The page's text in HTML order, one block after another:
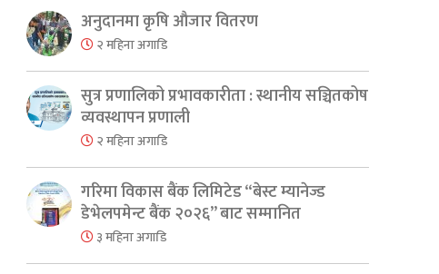
अनुदानमा कृषि औजार वितरण
२ महिना अगाडि
सुत्र प्रणालिको प्रभावकारीता : स्थानीय सञ्चितकोष
व्यवस्थापन प्रणाली
२ महिना अगाडि
गरिमा विकास बैंक लिमिटेड “बेस्ट म्यानेज्ड
डेभेलपमेन्ट बैंक २०२६” बाट सम्मानित
३ महिना अगाडि